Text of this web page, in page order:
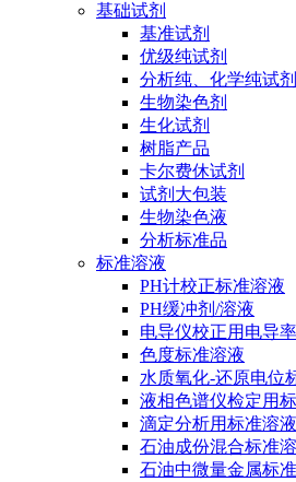
基础试剂
基准试剂
优级纯试剂
分析纯、化学纯试剂
生物染色剂
生化试剂
树脂产品
卡尔费休试剂
试剂大包装
生物染色液
分析标准品
标准溶液
PH计校正标准溶液
PH缓冲剂/溶液
电导仪校正用电导
色度标准溶液
水质氧化-还原电位
液相色谱仪检定用
滴定分析用标准溶液
石油成份混合标准
石油中微量金属标